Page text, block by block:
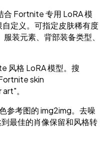
合 Fortnite 专用 LoRA 模
定义。可指定皮肤稀有度
装元素、背部装备类型、
风格 LoRA 模型。搜
skin
。
参考图的 img2img。去噪
最佳的肖像保留和风格转